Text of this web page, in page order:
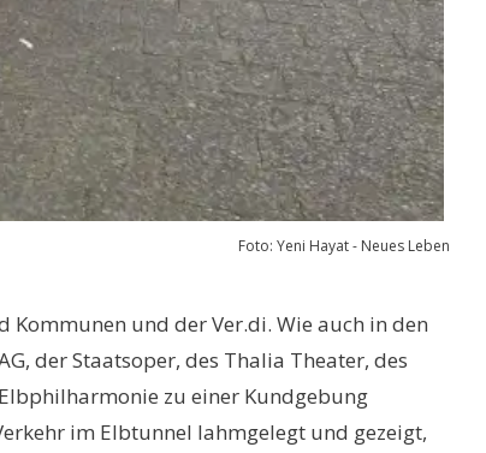
Foto: Yeni Hayat - Neues Leben
und der Ver.di. Wie auch in den
der Staatsoper, des Thalia Theater, des
zu einer Kundgebung
im Elbtunnel lahmgelegt und gezeigt,